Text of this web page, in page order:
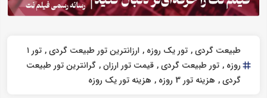
طبیعت گردی تور یک روزه ارزانترین تور طبیعت گردی
تور ۱
روزه تور طبیعت گردی قیمت تور ارزان گرانترین تور طبیعت
گردی هزینه تور 3 روزه هزینه تور یک روزه